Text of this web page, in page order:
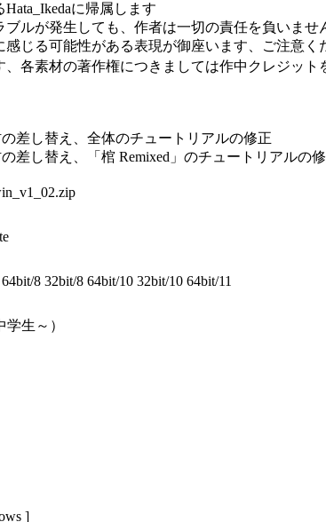
に帰属します
ブルが発生しても、作者は一切の責任を負いませ
感じる可能性がある表現が御座います、ご注意く
、各素材の著作権につきましては作中クレジット
差し替え、全体のチュートリアルの修正
差し替え、「棺 Remixed」のチュートリアルの
8 32bit/8 64bit/10 32bit/10 64bit/11
学生～）
]